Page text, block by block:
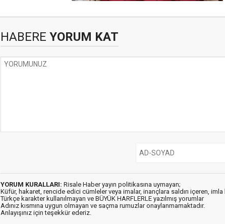
HABERE YORUM KAT
YORUM KURALLARI: Risale Haber yayın politikasına uymayan;
Küfür, hakaret, rencide edici cümleler veya imalar, inançlara saldırı içeren, imla
Türkçe karakter kullanılmayan ve BÜYÜK HARFLERLE yazılmış yorumlar
Adınız kısmına uygun olmayan ve saçma rumuzlar onaylanmamaktadır.
Anlayışınız için teşekkür ederiz.